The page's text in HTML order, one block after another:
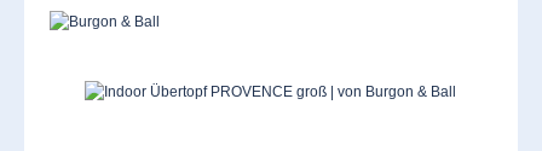
Bildergalerie überspringen